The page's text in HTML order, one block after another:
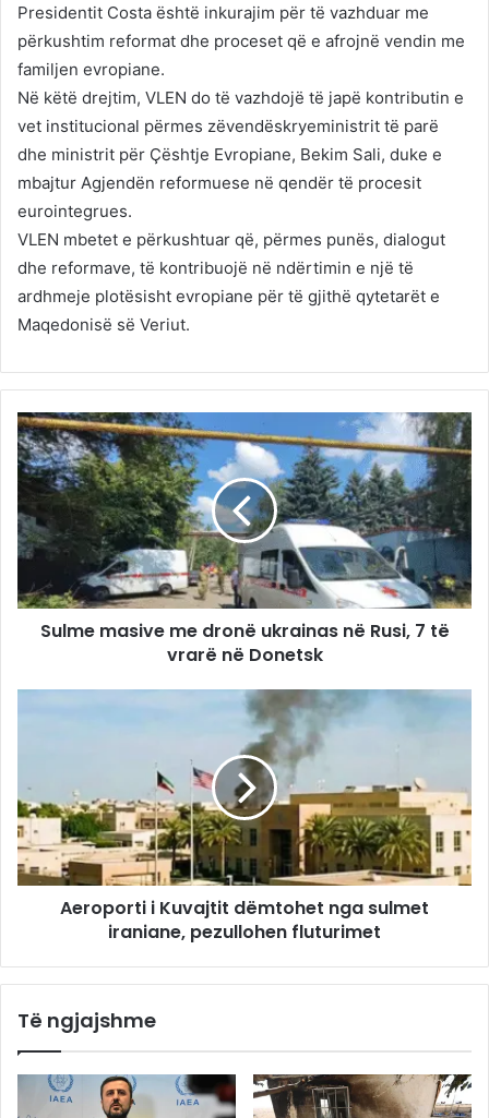
Presidentit Costa është inkurajim për të vazhduar me
përkushtim reformat dhe proceset që e afrojnë vendin me
familjen evropiane.
Në këtë drejtim, VLEN do të vazhdojë të japë kontributin e
vet institucional përmes zëvendëskryeministrit të parë
dhe ministrit për Çështje Evropiane, Bekim Sali, duke e
mbajtur Agjendën reformuese në qendër të procesit
eurointegrues.
VLEN mbetet e përkushtuar që, përmes punës, dialogut
dhe reformave, të kontribuojë në ndërtimin e një të
ardhmeje plotësisht evropiane për të gjithë qytetarët e
Maqedonisë së Veriut.
Sulme masive me dronë ukrainas në Rusi, 7 të
vrarë në Donetsk
Aeroporti i Kuvajtit dëmtohet nga sulmet
iraniane, pezullohen fluturimet
Të ngjajshme